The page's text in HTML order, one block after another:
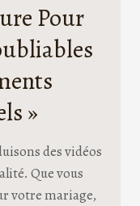
Pour
»
des vidéos
Que vous
votre mariage,